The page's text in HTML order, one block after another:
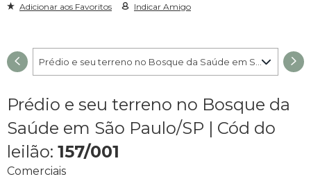
Adicionar aos Favoritos
Indicar Amigo
Prédio e seu terreno no Bosque da
Saúde em São Paulo/SP | Cód do
leilão: 157/001
Comerciais
Prédio e seu terreno no Bosque da Saúde em São Paulo/SP - 001